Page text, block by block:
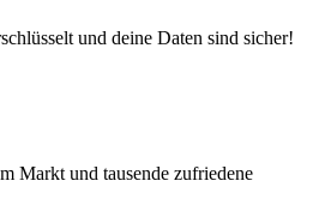
und deine Daten sind sicher!
Markt und tausende zufriedene